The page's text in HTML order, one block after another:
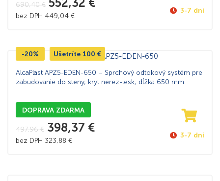
690,40€
bez DPH 449,04 €
3-7 dní
-20% Ušetríte 100 €
AlcaPlast APZ5-EDEN-650 – Sprchový odtokový systém pre
zabudovanie do steny, kryt nerez-lesk, dĺžka 650 mm
DOPRAVA ZDARMA
497,96€ 398,37 €
bez DPH 323,88 €
3-7 dní